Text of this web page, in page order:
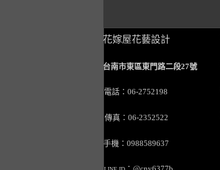
花嫁屋花藝設計
台南市東區東門路二段27號
電話：06-2752198
傳真：06-2352522
手機：0988589637